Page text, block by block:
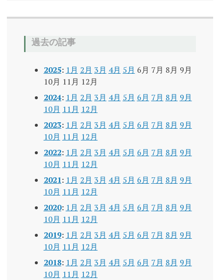
過去の記事
2025: 1月 2月 3月 4月 5月 6月 7月 8月 9月
10月 11月 12月
2024: 1月 2月 3月 4月 5月 6月 7月 8月 9月
10月 11月 12月
2023: 1月 2月 3月 4月 5月 6月 7月 8月 9月
10月 11月 12月
2022: 1月 2月 3月 4月 5月 6月 7月 8月 9月
10月 11月 12月
2021: 1月 2月 3月 4月 5月 6月 7月 8月 9月
10月 11月 12月
2020: 1月 2月 3月 4月 5月 6月 7月 8月 9月
10月 11月 12月
2019: 1月 2月 3月 4月 5月 6月 7月 8月 9月
10月 11月 12月
2018: 1月 2月 3月 4月 5月 6月 7月 8月 9月
10月 11月 12月